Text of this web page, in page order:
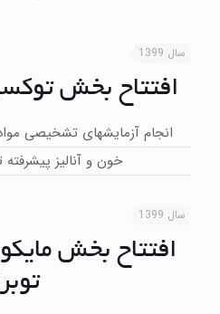
سال 1399
افتتاح بخش
انجام آزمایشهای تشخیصی
خون و آنالیز
سال 1399
افتتاح بخش